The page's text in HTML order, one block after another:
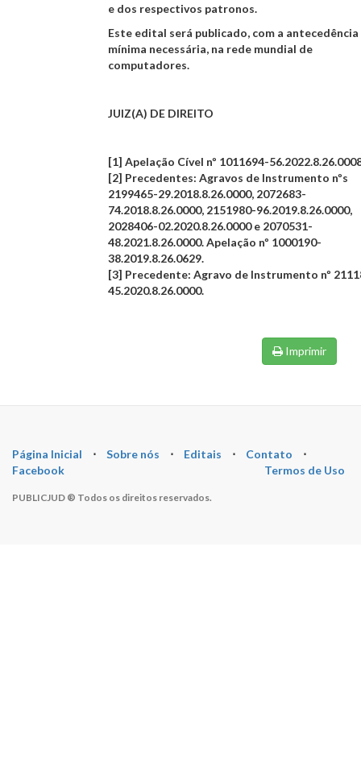
e dos respectivos patronos.
Este edital será publicado, com a antecedência
mínima necessária, na rede mundial de
computadores.
JUIZ(A) DE DIREITO
[1] Apelação Cível nº 1011694-
[2] Precedentes: Agravos de Instrumento nºs
2199465-29.2018.8.26.0000, 2072683-
74.2018.8.26.0000, 2151980-96.2019.8.26.0000,
2028406-02.2020.8.26.0000 e 2070531-
48.2021.8.26.0000. Apelação nº 1000190-
38.2019.8.26.0629.
[3] Precedente: Agravo de Instrumento nº
45.2020.8.26.0000.
Imprimir
Página Inicial ⋅ Sobre nós ⋅ Editais ⋅ Contato
⋅
Facebook
Termos de Uso
PUBLICJUD ® Todos os direitos reservados.